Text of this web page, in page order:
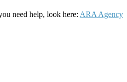
need help, look here: ARA Agency